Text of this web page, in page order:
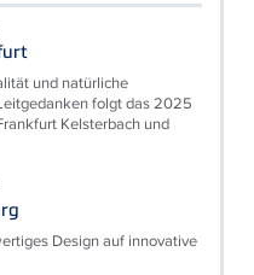
und natürliche
folgt das 2025
Kelsterbach und
Design auf innovative